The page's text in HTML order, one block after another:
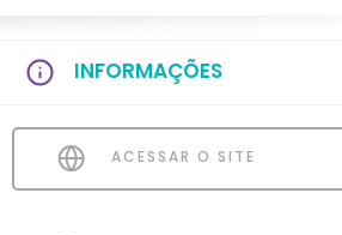
INFORMAÇÕES
ACESSAR O SITE